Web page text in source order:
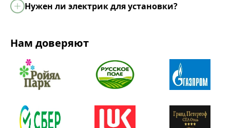
Нужен ли электрик для установки?
Нам доверяют